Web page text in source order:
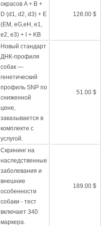
окрасов A + B +
D (d1, d2, d3) + E
(EM, eG,eH, e1,
e2, e3) + I + KB
128.00 $
Новый стандарт
ДНК-профиля
собак —
генетический
профиль SNP по
сниженной
цене,
заказывается в
комплекте с
услугой.
51.00 $
Скрининг на
наследственные
заболевания и
внешние
особенности
собаки - тест
включает 340
маркера.
189.00 $